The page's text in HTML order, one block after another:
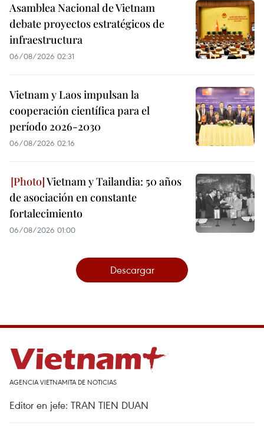
Asamblea Nacional de Vietnam
debate proyectos estratégicos de
infraestructura
06/08/2026 02:31
Vietnam y Laos impulsan la
cooperación científica para el
período 2026-2030
06/08/2026 02:16
Vietnam y Tailandia: 50 años
de asociación en constante
fortalecimiento
06/08/2026 01:00
Descargar
AGENCIA VIETNAMITA DE NOTICIAS
Editor en jefe: TRAN TIEN DUAN